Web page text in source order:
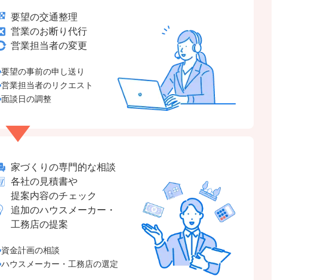
要望の交通整理
営業のお断り代行
営業担当者の変更
要望の事前の申し送り
営業担当者のリクエスト
面談日の調整
家づくりの専門的な相談
各社の見積書や
提案内容のチェック
追加のハウスメーカー・
工務店の提案
資金計画の相談
ハウスメーカー・ 工務店の選定